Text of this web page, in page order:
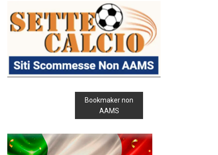
Bookmaker non
AAMS